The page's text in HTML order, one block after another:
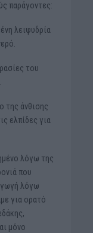
παράγοντες:
λειψυδρία
του
της άνθισης
ελπίδες για
λόγω της
που
λόγω
για ορατό
μόνο